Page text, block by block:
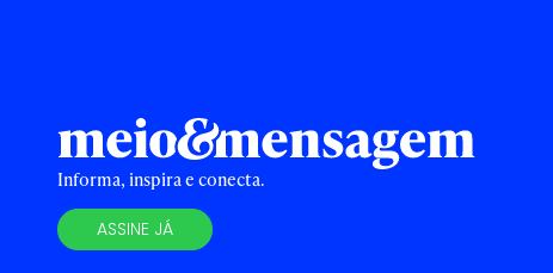
Informa, inspira e conecta.
ASSINE JÁ